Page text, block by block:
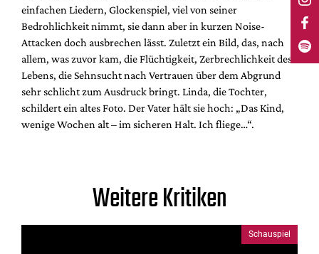
einfachen Liedern, Glockenspiel, viel von seiner
Bedrohlichkeit nimmt, sie dann aber in kurzen Noise-
Attacken doch ausbrechen lässt. Zuletzt ein Bild, das, nach
allem, was zuvor kam, die Flüchtigkeit, Zerbrechlichkeit des
Lebens, die Sehnsucht nach Vertrauen über dem Abgrund
sehr schlicht zum Ausdruck bringt. Linda, die Tochter,
schildert ein altes Foto. Der Vater hält sie hoch: „Das Kind,
wenige Wochen alt – im sicheren Halt. Ich fliege…“.
Weitere Kritiken
Schauspiel